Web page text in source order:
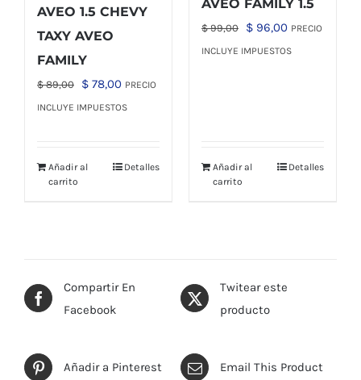
AVEO 1.5 CHEVY
TAXY AVEO
FAMILY
$89,00
El
precio
$ 89,00.
$ 78,00El
precio
$ 78,00.
PRECIO
INCLUYE IMPUESTOS
Añadir al
carrito
Detalles
AVEO FAMILY 1.5
$99,00
El
precio
$ 96,00El
precio
PRECIO
INCLUYE IMPUESTOS
Añadir al
carrito
Detalles
Compartir En
Facebook
Twitear este
producto
Añadir a Pinterest Email This Product